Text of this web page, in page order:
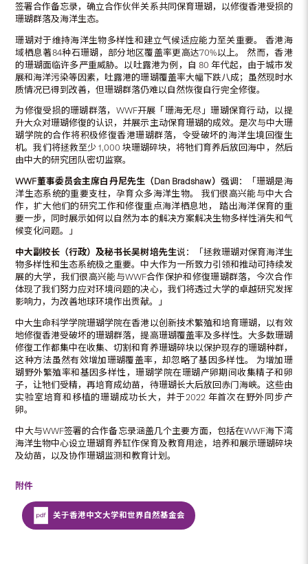
签署合作备忘录，确立合作伙伴关系共同保育珊瑚，以修復香港受损的
珊瑚群落及海洋生态。
珊瑚对于维持海洋生物多样性和建立气候适应能力至关重要。 香港海
域栖息著84种石珊瑚，部分地区覆盖率更高达70%以上。 然而，香港
的珊瑚面临许多严重威胁。以吐露港为例，自 80 年代起，由于城市发
展和海洋污染等因素，吐露港的珊瑚覆盖率大幅下跌八成；虽然现时水
质情况已得到改善，但珊瑚群落仍难以自然恢復自行完全修復。
为修復受损的珊瑚群落，WWF开展「珊海无尽」珊瑚保育行动，以提
升大众对珊瑚修復的认识，并展示主动保育珊瑚的成效。是次与中大珊
瑚学院的合作将积极修復香港珊瑚群落，令受破坏的海洋生境回復生
机。我们将拯救至少 1,000 块珊瑚碎块，将牠们育养后放回海中，然后
由中大的研究团队密切监察。
WWF董事委员会主席白丹尼先生（Dan Bradshaw） 强调：「珊瑚是海
洋生态系统的重要支柱，孕育众多海洋生物。 我们很高兴能与中大合
作，扩大他们的研究工作和修復重点海洋栖息地， 踏出海洋保育的重
要一步，同时展示如何以自然为本的解决方案解决生物多样性消失和气
候变化问题。」
中大副校长（行政）及秘书长吴树培先生说：「拯救珊瑚对保育海洋生
物多样性和生态系统极之重要。中大作为一所致力引领和推动可持续发
展的大学，我们很高兴能与WWF合作保护和修復珊瑚群落，今次合作
体现了我们努力应对环境问题的决心，我们将透过大学的卓越研究发挥
影响力，为改善地球环境作出贡献。」
中大生命科学学院珊瑚学院在香港以创新技术繁殖和培育珊瑚，以有效
地修復香港受破坏的珊瑚群落，提高珊瑚覆盖率及多样性。大多数珊瑚
修復工作都集中在收集、切割和育养珊瑚碎块以保护现存的珊瑚种群，
这种方法虽然有效增加珊瑚覆盖率，却忽略了基因多样性。 为增加珊
瑚野外繁殖率和基因多样性，珊瑚学院在珊瑚产卵期间收集精子和卵
子，让牠们受精，再培育成幼苗，待珊瑚长大后放回赤门海峡。这些由
实验室培育和移植的珊瑚成功长大，并于2022 年首次在野外同步产
卵。
中大与WWF签署的合作备忘录涵盖几个主要方面，包括在WWF海下湾
海洋生物中心设立珊瑚育养缸作保育及教育用途，培养和展示珊瑚碎块
及幼苗，以及协作珊瑚监测和教育计划。
附件
关于香港中文大学和世界自然基金会